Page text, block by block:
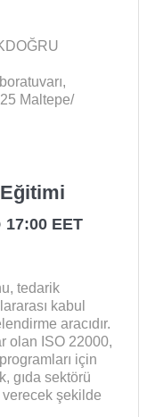
Maltepe/
17:00 EET
tedarik
kabul
aracıdır.
olan ISO 22000,
için
gıda sektörü
verecek şekilde